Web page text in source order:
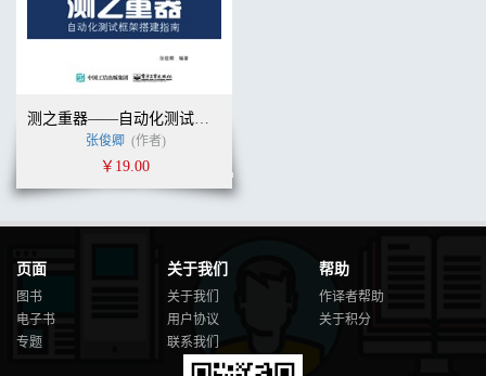
测之重器——自动化测试框架搭建指南
张俊卿 (作者)
￥19.00
页面
图书
电子书
专题
关于我们
关于我们
用户协议
联系我们
帮助
作译者帮助
关于积分